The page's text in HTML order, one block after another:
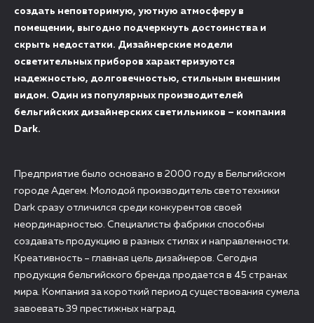
создать неповторимую, уютную атмосферу в
помещении, выгодно подчеркнуть достоинства и
скрыть недостатки. Дизайнерские модели
осветительных приборов характеризуются
надежностью, долговечностью, стильным внешним
видом. Один из популярных производителей
бельгийских дизайнерских светильников – компания
Dark.
Предприятие было основано в 2000 году в Бельгийском
городе Адегем. Молодой производитель светотехники
Dark сразу отличился среди конкурентов своей
неординарностью. Специалисты фабрики способны
создавать продукцию в разных стилях и направленности.
Креативность – главная цель дизайнеров. Сегодня
продукция бельгийского бренда продается в 45 странах
мира. Компания за короткий период существования сумела
завоевать 39 престижных наград.